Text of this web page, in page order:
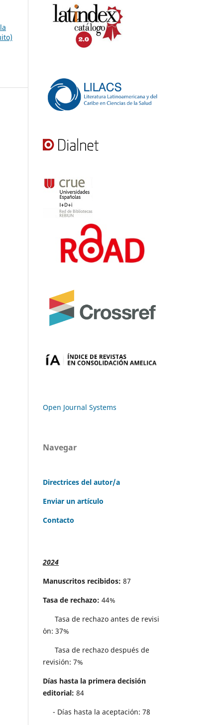
Open Journal Systems
Navegar
Directrices del autor/a
Enviar un artículo
Contacto
2024
Manuscritos recibidos: 87
Tasa de rechazo: 44%
Tasa de rechazo antes de revisi
´on: 37%
Tasa de rechazo después de
revisión: 7%
Días hasta la primera decisión
editorial: 84
- Días hasta la aceptación: 78